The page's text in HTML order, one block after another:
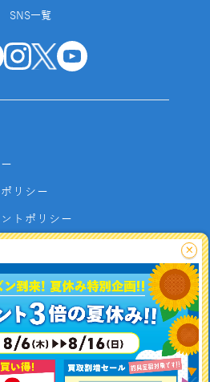
釣り情報を
SNS一覧
リシー
トポリシー
×